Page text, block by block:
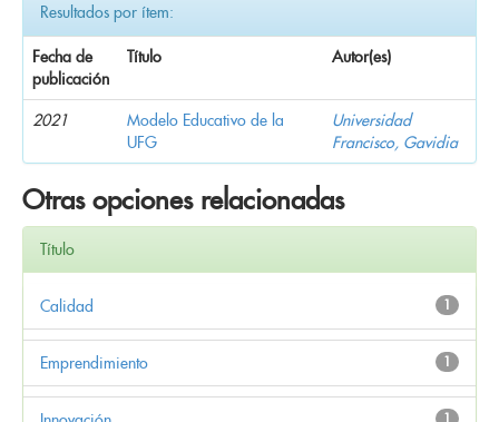
Resultados por ítem:
Fecha de
publicación
Título Autor(es)
2021
Modelo Educativo de la
UFG
Universidad
Francisco, Gavidia
Otras opciones relacionadas
Título
1
Calidad
1
Emprendimiento
1